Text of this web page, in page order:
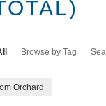
Browse by Tag
Orchard